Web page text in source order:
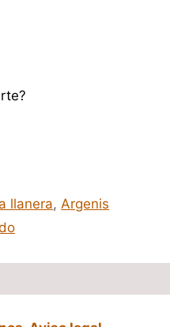
llanera, Argenis